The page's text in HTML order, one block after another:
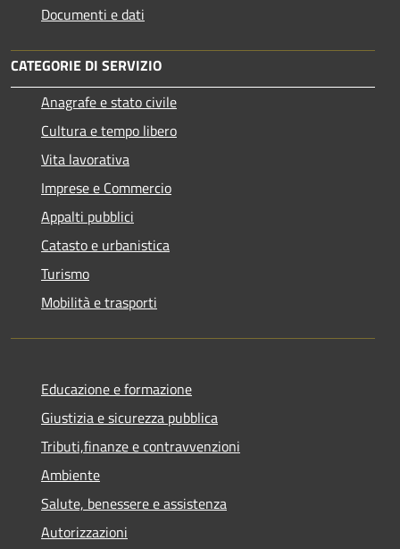
Documenti e dati
CATEGORIE DI SERVIZIO
Anagrafe e stato civile
Cultura e tempo libero
Vita lavorativa
Imprese e Commercio
Appalti pubblici
Catasto e urbanistica
Turismo
Mobilità e trasporti
Educazione e formazione
Giustizia e sicurezza pubblica
Tributi,finanze e contravvenzioni
Ambiente
Salute, benessere e assistenza
Autorizzazioni